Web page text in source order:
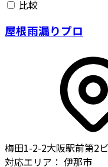
比較
屋根雨漏りプロ
梅田1-2-2大阪駅前第2
対応エリア： 伊那市